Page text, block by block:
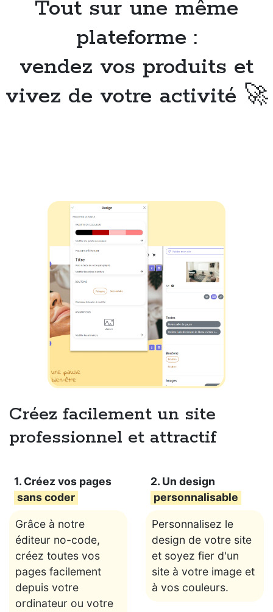
Tout sur une même
plateforme :
vendez vos produits et
vivez de votre activité 🚀
Créez facilement un site
professionnel et attractif
1. Créez vos pages
sans coder
Grâce à notre
éditeur no-code,
créez toutes vos
pages facilement
depuis votre
ordinateur ou votre
2. Un design
personnalisable
Personnalisez le
design de votre site
et soyez fier d'un
site à votre image et
à vos couleurs.